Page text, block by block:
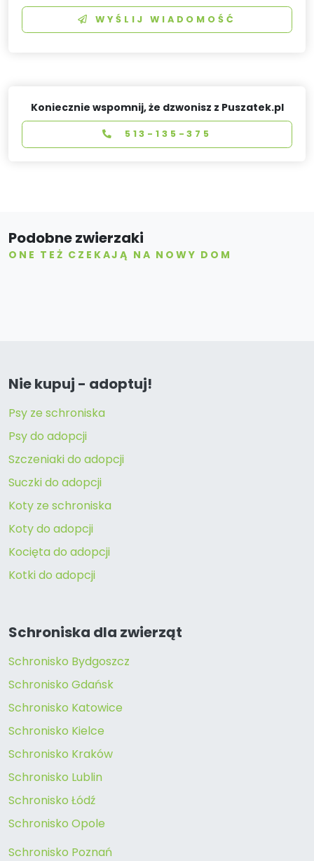
WYŚLIJ WIADOMOŚĆ
Koniecznie wspomnij, że dzwonisz z Puszatek.pl
513-135-375
Podobne zwierzaki
ONE TEŻ CZEKAJĄ NA NOWY DOM
Nie kupuj - adoptuj!
Psy ze schroniska
Psy do adopcji
Szczeniaki do adopcji
Suczki do adopcji
Koty ze schroniska
Koty do adopcji
Kocięta do adopcji
Kotki do adopcji
Schroniska dla zwierząt
Schronisko Bydgoszcz
Schronisko Gdańsk
Schronisko Katowice
Schronisko Kielce
Schronisko Kraków
Schronisko Lublin
Schronisko Łódź
Schronisko Opole
Schronisko Poznań